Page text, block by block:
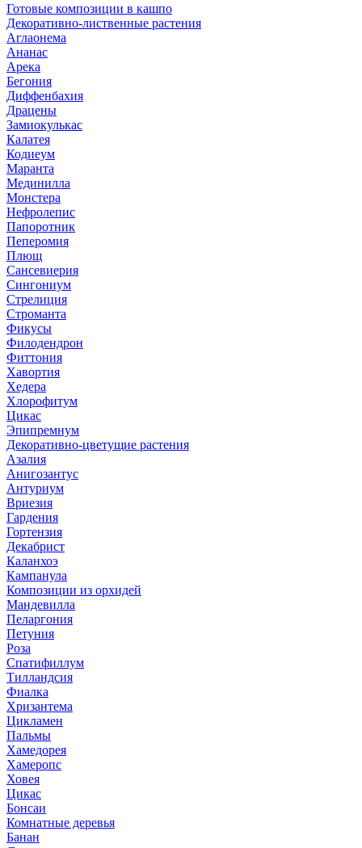
Готовые композиции в кашпо
Декоративно-лиственные растения
Аглаонема
Ананас
Арека
Бегония
Диффенбахия
Драцены
Замиокулькас
Калатея
Кодиеум
Маранта
Мединилла
Монстера
Нефролепис
Папоротник
Пеперомия
Плющ
Сансевиерия
Сингониум
Стрелиция
Строманта
Фикусы
Филодендрон
Фиттония
Хавортия
Хедера
Хлорофитум
Цикас
Эпипремнум
Декоративно-цветущие растения
Азалия
Анигозантус
Антуриум
Вриезия
Гардения
Гортензия
Декабрист
Каланхоэ
Кампанула
Композиции из орхидей
Мандевилла
Пеларгония
Петуния
Роза
Спатифиллум
Тилландсия
Фиалка
Хризантема
Цикламен
Пальмы
Хамедорея
Хамеропс
Ховея
Цикас
Бонсаи
Комнатные деревья
Банан